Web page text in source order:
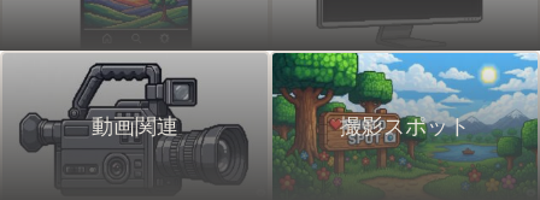
動画関連 撮影スポット